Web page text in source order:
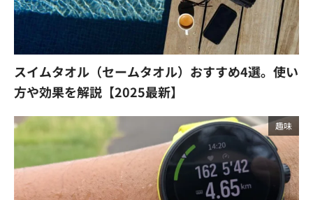
スイムタオル（セームタオル）おすすめ4選。使い
方や効果を解説【2025最新】
趣味